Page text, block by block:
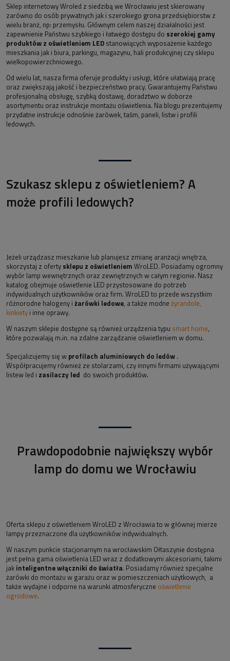
Sklep internetowy Wroled z siedzibą we Wrocławiu jest skierowany
zarówno do osób prywatnych jak i szerokiego grona przedsiębiorstw z
wielu branż, np: przemysłu. Głównym celem naszej działalności jest
zapewnienie Państwu szybkiego i łatwego dostępu do szerokiej gamy
produktów z oświetleniem LED stanowiących wyposażenie każdego
mieszkania jak i biura, parkingu, magazynu, hali produkcyjnej czy sklepu
wielkopowierzchniowego.
Od wielu lat, nasza firma oferuje produkty i usługi, które ułatwiają pracę
oraz zwiększają jakość i bezpieczeństwo pracy. Gwarantujemy Państwu
profesjonalną obsługę, szybką dostawę, doradztwo w doborze
asortymentu oraz instrukcje montażu oświetlenia. Na blogu prezentujemy
przydatne instrukcje odnośnie żarówek, taśm, paneli, listw i profili
ledowych.
Szukasz sklepu z oświetleniem? A
może profili ledowych?
Jeżeli urządzasz mieszkanie lub planujesz zmianę aranżacji wnętrza,
skorzystaj z oferty sklepu z oświetleniem WroLED. Posiadamy ogromny
wybór lamp wewnętrznych oraz zewnętrznych w całym regionie. Nasz
katalog obejmuje oświetlenie LED przystosowane do potrzeb
indywidualnych użytkowników oraz firm. WroLED to przede wszystkim
różnorodne halogeny i żarówki ledowe, a także modne żyrandole,
kinkiety i inne oprawy.
W naszym sklepie dostępne są również urządzenia typu smart home,
które pozwalają m.in. na zdalne zarządzanie oświetleniem w domu.
Specjalizujemy się w profilach aluminiowych do ledów .
Współpracujemy również ze stolarzami, czy innymi firmami używającymi
listew led i zasilaczy led do swoich produktów.
Prawdopodobnie największy wybór
lamp do domu we Wrocławiu
Oferta sklepu z oświetleniem WroLED z Wrocławia to w głównej mierze
lampy przeznaczone dla użytkowników indywidualnych.
W naszym punkcie stacjonarnym na wrocławskim Ołtaszynie dostępna
jest pełna gama oświetlenia LED wraz z dodatkowymi akcesoriami, takimi
jak inteligentne włączniki do światła. Posiadamy również specjalne
żarówki do montażu w garażu oraz w pomieszczeniach użytkowych, a
także wydajne i odporne na warunki atmosferyczne oświetlenie
ogrodowe.